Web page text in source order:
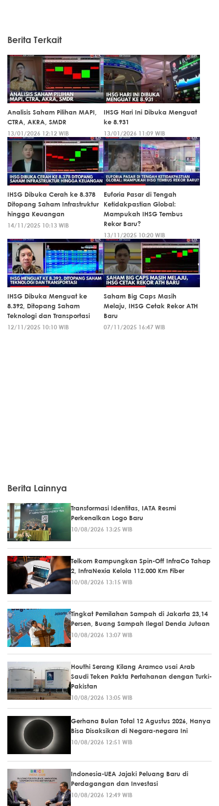
Berita Terkait
Analisis Saham Pilihan MAPI,
CTRA, AKRA, SMDR
13/01/2026 12:12 WIB
IHSG Hari Ini Dibuka Menguat
ke 8.931
13/01/2026 11:09 WIB
IHSG Dibuka Cerah ke 8.378
Ditopang Saham Infrastruktur
hingga Keuangan
14/11/2025 10:13 WIB
Euforia Pasar di Tengah
Ketidakpastian Global:
Mampukah IHSG Tembus
Rekor Baru?
13/11/2025 10:20 WIB
IHSG Dibuka Menguat ke
8.392, Ditopang Saham
Teknologi dan Transportasi
12/11/2025 10:10 WIB
Saham Big Caps Masih
Melaju, IHSG Cetak Rekor ATH
Baru
07/11/2025 16:47 WIB
Berita Lainnya
Transformasi Identitas, IATA Resmi
Perkenalkan Logo Baru
10/08/2026 13:25 WIB
Telkom Rampungkan Spin-Off InfraCo Tahap
2, InfraNexia Kelola 112.000 Km Fiber
10/08/2026 13:15 WIB
Tingkat Pemilahan Sampah di Jakarta 23,14
Persen, Buang Sampah Ilegal Denda Jutaan
10/08/2026 13:07 WIB
Houthi Serang Kilang Aramco usai Arab
Saudi Teken Pakta Pertahanan dengan Turki-
Pakistan
10/08/2026 13:05 WIB
Gerhana Bulan Total 12 Agustus 2026, Hanya
Bisa Disaksikan di Negara-negara Ini
10/08/2026 12:51 WIB
Indonesia-UEA Jajaki Peluang Baru di
Perdagangan dan Investasi
10/08/2026 12:49 WIB